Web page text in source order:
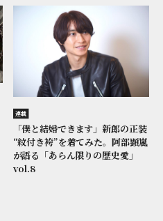
連載
「僕と結婚できます」新郎の正装
“紋付き袴”を着てみた。阿部顕嵐
が語る「あらん限りの歴史愛」
vol.8